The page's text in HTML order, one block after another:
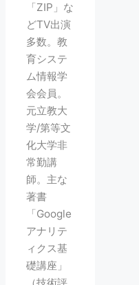
「ZIP」な
どTV出演
多数。教
育システ
ム情報学
会会員。
元立教大
学/第等文
化大学非
常勤講
師。主な
著書
「Google
アナリテ
ィクス基
礎講座」